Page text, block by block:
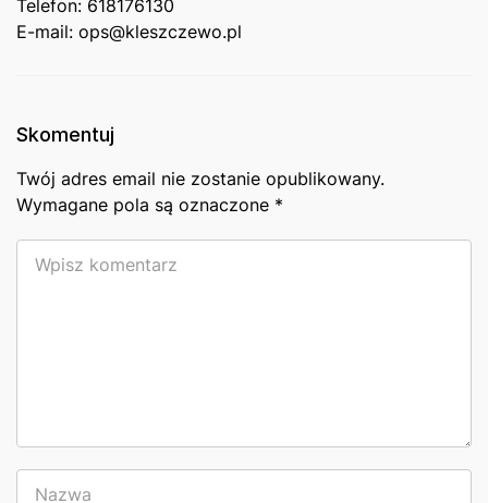
Telefon: 618176130
E-mail: ops@kleszczewo.pl
Skomentuj
Twój adres email nie zostanie opublikowany.
Wymagane pola są oznaczone *